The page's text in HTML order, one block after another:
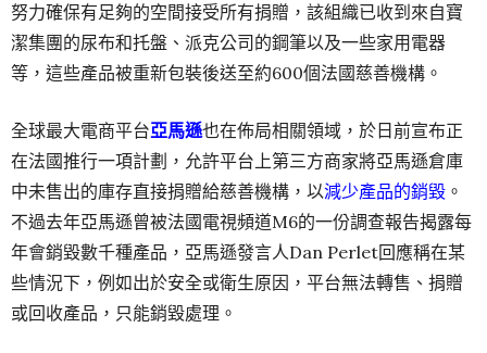
努力確保有足夠的空間接受所有捐贈，該組織已收到來自寶
潔集團的尿布和托盤、派克公司的鋼筆以及一些家用電器
等，這些產品被重新包裝後送至約600個法國慈善機構。
全球最大電商平台亞馬遜也在佈局相關領域，於日前宣布正
在法國推行一項計劃，允許平台上第三方商家將亞馬遜倉庫
中未售出的庫存直接捐贈給慈善機構，以減少產品的銷毀 。
不過去年亞馬遜曾被法國電視頻道M6的一份調查報告揭露每
年會銷毀數千種產品，亞馬遜發言人Dan Perlet回應稱在某
些情況下，例如出於安全或衛生原因，平台無法轉售、捐贈
或回收產品，只能銷毀處理。